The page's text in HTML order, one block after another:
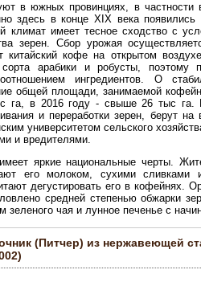
в южных провинциях, в
здесь в конце XIX века
климат имеет тесное сходство с
зерен. Сбор урожая
китайский кофе на открытом
арабики и робусты, поэтому
ингредиентов. О
общей площади, занимаемой
в 2016 году - свыше 26 тыс га.
и переработки зерен, берут
университетом сельского
и вредителями.
яркие национальные черты.
его молоком, сухими
дегустировать его в кофейнях.
средней степенью обжарки
чая и лунное печенье с
(Питчер) из нержавеющей